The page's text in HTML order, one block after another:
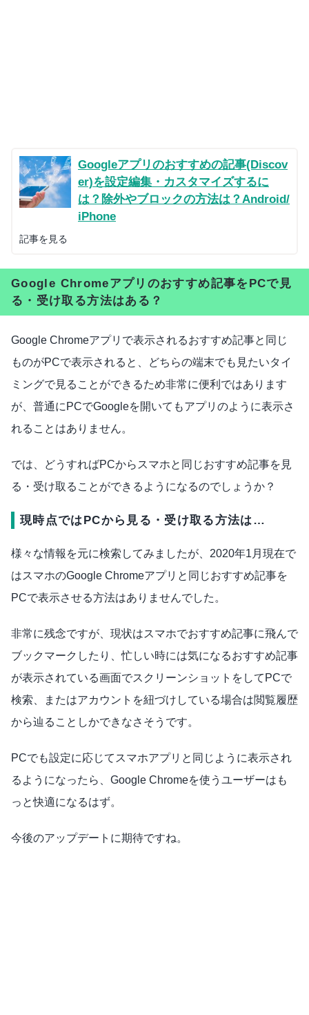
Googleアプリのおすすめの記事(Discov
er)を設定編集・カスタマイズするに
は？除外やブロックの方法は？Android/
iPhone
記事を見る
Google Chromeアプリのおすすめ記事をPCで見
る・受け取る方法はある？
Google Chromeアプリで表示されるおすすめ記事と同じ
ものがPCで表示されると、どちらの端末でも見たいタイ
ミングで見ることができるため非常に便利ではあります
が、普通にPCでGoogleを開いてもアプリのように表示さ
れることはありません。
では、どうすればPCからスマホと同じおすすめ記事を見
る・受け取ることができるようになるのでしょうか？
現時点ではPCから見る・受け取る方法は…
様々な情報を元に検索してみましたが、2020年1月現在で
はスマホのGoogle Chromeアプリと同じおすすめ記事を
PCで表示させる方法はありませんでした。
非常に残念ですが、現状はスマホでおすすめ記事に飛んで
ブックマークしたり、忙しい時には気になるおすすめ記事
が表示されている画面でスクリーンショットをしてPCで
検索、またはアカウントを紐づけしている場合は閲覧履歴
から辿ることしかできなさそうです。
PCでも設定に応じてスマホアプリと同じように表示され
るようになったら、Google Chromeを使うユーザーはも
っと快適になるはず。
今後のアップデートに期待ですね。